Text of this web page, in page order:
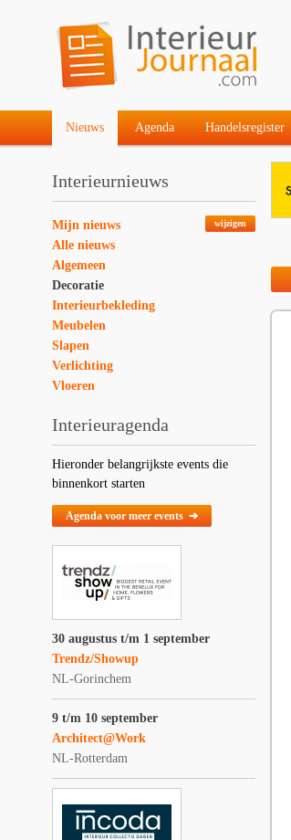
Nieuws Agenda Handelsregister
Interieurnieuws
wijzigen
Mijn nieuws
Alle nieuws
Algemeen
Decoratie
Interieurbekleding
Meubelen
Slapen
Verlichting
Vloeren
Interieuragenda
Hieronder belangrijkste events die
binnenkort starten
Agenda voor meer events ➔
30 augustus t/m 1 september
Trendz/Showup
NL-Gorinchem
9 t/m 10 september
Architect@Work
NL-Rotterdam